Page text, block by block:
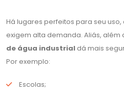
Há lugares perfeitos para seu
exigem alta demanda. Aliás, além
de água industrial dá mais
Por exemplo:
Escolas;